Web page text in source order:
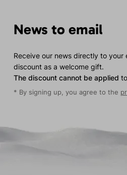
BORA Lady 0.2 je tou správnou
ferratách či sněžnicových túrách.
News to email
Receive our news directly to
discount as a welcome gift.
The discount cannot be applied
* By signing up, you agree to the